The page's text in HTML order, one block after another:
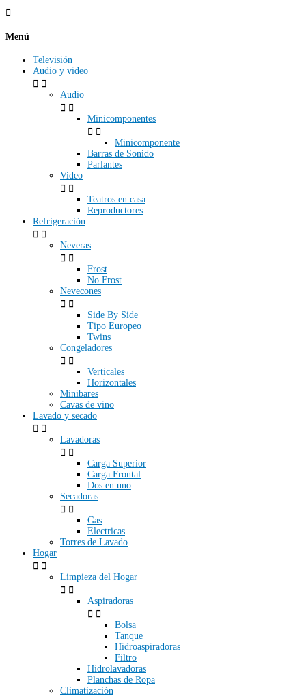

Menú
Televisión
Audio y video
 
Audio
 
Minicomponentes
 
Minicomponente
Barras de Sonido
Parlantes
Video
 
Teatros en casa
Reproductores
Refrigeración
 
Neveras
 
Frost
No Frost
Nevecones
 
Side By Side
Tipo Europeo
Twins
Congeladores
 
Verticales
Horizontales
Minibares
Cavas de vino
Lavado y secado
 
Lavadoras
 
Carga Superior
Carga Frontal
Dos en uno
Secadoras
 
Gas
Electricas
Torres de Lavado
Hogar
 
Limpieza del Hogar
 
Aspiradoras
 
Bolsa
Tanque
Hidroaspiradoras
Filtro
Hidrolavadoras
Planchas de Ropa
Climatización